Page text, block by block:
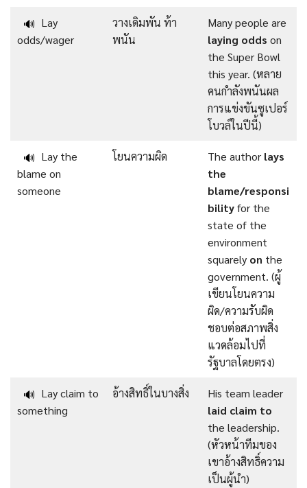
🔊 Lay
odds/wager
วางเดิมพัน ท้า
พนัน
Many people are
laying odds on
the Super Bowl
this year. (หลาย
คนกำลังพนันผล
การแข่งขันซูเปอร์
โบวล์ในปีนี้)
🔊 Lay the
blame on
someone
โยนความผิด The author lays
the
blame/responsi
bilityfor the
state of the
environment
squarely on the
government. (ผู้
เขียนโยนความ
ผิด/ความรับผิด
ชอบต่อสภาพสิ่ง
แวดล้อมไปที่
รัฐบาลโดยตรง)
🔊 Lay claim to
something
อ้างสิทธิ์ในบางสิ่ง
His team leader
laid claim to
the leadership.
(หัวหน้าทีมของ
เขาอ้างสิทธิ์ความ
เป็นผู้นำ)